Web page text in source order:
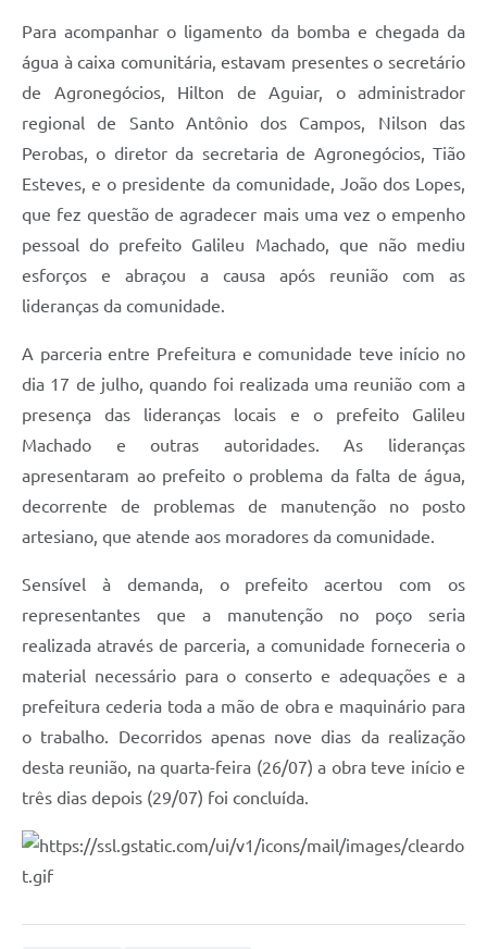
Para acompanhar o ligamento da bomba e chegada da
água à caixa comunitária, estavam presentes o secretário
de Agronegócios, Hilton de Aguiar, o administrador
regional de Santo Antônio dos Campos, Nilson das
Perobas, o diretor da secretaria de Agronegócios, Tião
Esteves, e o presidente da comunidade, João dos Lopes,
que fez questão de agradecer mais uma vez o empenho
pessoal do prefeito Galileu Machado, que não mediu
esforços e abraçou a causa após reunião com as
lideranças da comunidade.
A parceria entre Prefeitura e comunidade teve início no
dia 17 de julho, quando foi realizada uma reunião com a
presença das lideranças locais e o prefeito Galileu
Machado e outras autoridades. As lideranças
apresentaram ao prefeito o problema da falta de água,
decorrente de problemas de manutenção no posto
artesiano, que atende aos moradores da comunidade.
Sensível à demanda, o prefeito acertou com os
representantes que a manutenção no poço seria
realizada através de parceria, a comunidade forneceria o
material necessário para o conserto e adequações e a
prefeitura cederia toda a mão de obra e maquinário para
o trabalho. Decorridos apenas nove dias da realização
desta reunião, na quarta-feira (26/07) a obra teve início e
três dias depois (29/07) foi concluída.